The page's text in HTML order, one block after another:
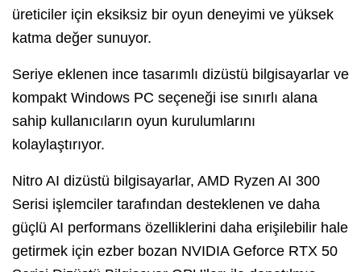
üreticiler için eksiksiz bir oyun deneyimi ve yüksek
katma değer sunuyor.
Seriye eklenen ince tasarımlı dizüstü bilgisayarlar ve
kompakt Windows PC seçeneği ise sınırlı alana
sahip kullanıcıların oyun kurulumlarını
kolaylaştırıyor.
Nitro AI dizüstü bilgisayarlar, AMD Ryzen AI 300
Serisi işlemciler tarafından desteklenen ve daha
güçlü AI performans özelliklerini daha erişilebilir hale
getirmek için ezber bozan NVIDIA Geforce RTX 50